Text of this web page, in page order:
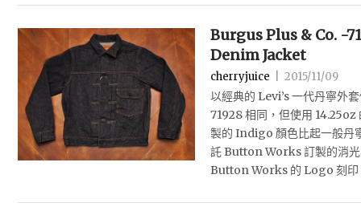
Burgus Plus & Co. -
Denim Jacket
cherryjuice 2015/11/09
以經典的 Levi’s 一代丹寧外
71928 相同，但使用
製的 Indigo 顏色比起一般丹
託 Button Works 訂製的消
Button Works 的 Logo 刻印